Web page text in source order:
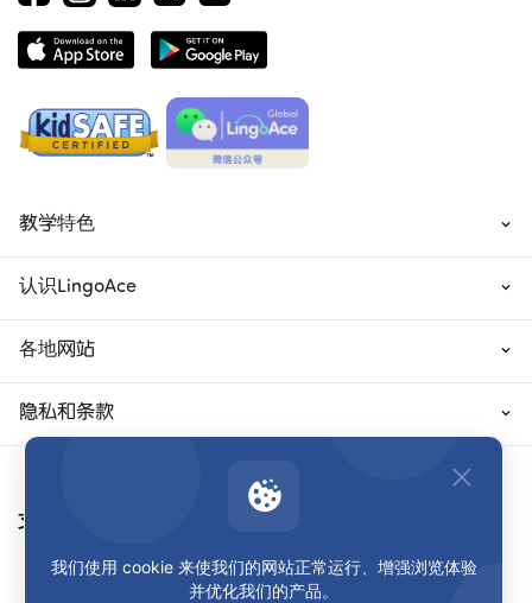
教学特色
认识LingoAce
各地网站
隐私和条款
支付方式
我们使用 cookie 来使我们的网站正常运行、增强浏览体验
并优化我们的产品。